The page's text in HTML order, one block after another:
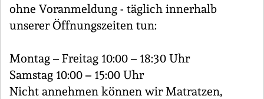
ohne Voranmeldung - täglich innerhalb
unserer Öffnungszeiten tun:
Montag – Freitag 10:00 – 18:30 Uhr
Samstag 10:00 – 15:00 Uhr
Nicht annehmen können wir Matratzen,